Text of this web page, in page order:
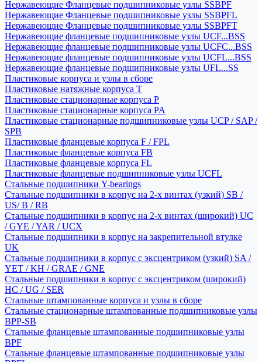
Нержавеющие Фланцевые подшипниковые узлы SSBPF
Нержавеющие Фланцевые подшипниковые узлы SSBPFL
Нержавеющие Фланцевые подшипниковые узлы SSBPFT
Нержавеющие фланцевые подшипниковые узлы UCF...BSS
Нержавеющие фланцевые подшипниковые узлы UCFC...BSS
Нержавеющие фланцевые подшипниковые узлы UCFL...BSS
Нержавеющие фланцевые подшипниковые узлы UFL...SS
Пластиковые корпуса и узлы в сборе
Пластиковые натяжные корпуса T
Пластиковые стационарные корпуса P
Пластиковые стационарные корпуса PA
Пластиковые стационарные подшипниковые узлы UCP / SAP /
SPB
Пластиковые фланцевые корпуса F / FPL
Пластиковые фланцевые корпуса FB
Пластиковые фланцевые корпуса FL
Пластиковые фланцевые подшипниковые узлы UCFL
Стальные подшипники Y-bearings
Стальные подшипники в корпус на 2-х винтах (узкий) SB /
US/ B / RB
Стальные подшипники в корпус на 2-х винтах (широкий) UC
/ GYE / YAR / UCX
Стальные подшипники в корпус на закрепительной втулке
UK
Стальные подшипники в корпус с эксцентриком (узкий) SA /
YET / KH / GRAE / GNE
Стальные подшипники в корпус с эксцентриком (широкий)
HC / UG / SER
Стальные штампованные корпуса и узлы в сборе
Стальные стационарные штампованные подшипниковые узлы
BPP-SB
Стальные фланцевые штампованные подшипниковые узлы
BPF
Стальные фланцевые штампованные подшипниковые узлы